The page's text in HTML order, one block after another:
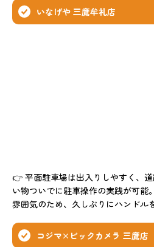
いなげや 三鷹牟礼店
👉 平面駐車場は出入りしやすく、
い物ついでに駐車操作の実践が可能
雰囲気のため、久しぶりにハンドル
コジマ×ビックカメラ 三鷹店